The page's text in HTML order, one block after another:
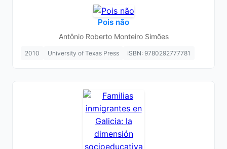
Pois não
Antônio Roberto Monteiro Simões
2010 University of Texas Press ISBN: 9780292777781